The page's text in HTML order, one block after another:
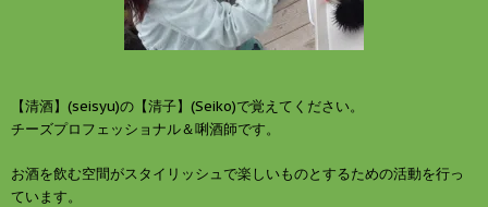
【清酒】(seisyu)の【清子】(Seiko)で覚えてください。
チーズプロフェッショナル＆唎酒師です。
お酒を飲む空間がスタイリッシュで楽しいものとするための活動を行っ
ています。